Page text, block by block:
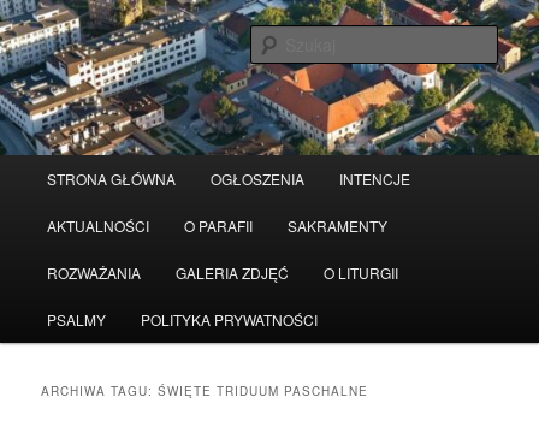
Przeskocz
do
tekstu
Przeskocz
do
widgetów
STRONA GŁÓWNA OGŁOSZENIA INTENCJE
AKTUALNOŚCI O PARAFII SAKRAMENTY
ROZWAŻANIA GALERIA ZDJĘĆ O LITURGII
PSALMY POLITYKA PRYWATNOŚCI
ARCHIWA TAGU:ŚWIĘTE TRIDUUM PASCHALNE
Serwis wykorzystuje pliki Cookies Czytaj więcej odrzuć